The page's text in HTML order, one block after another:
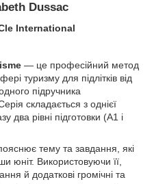
Dussac
International
— це професійний метод
туризму для підлітків від
підручника
складається з однієї
два рівні підготовки (А1 і
тему та завдання, які
юніт. Використовуючи її,
й додаткові громічні та